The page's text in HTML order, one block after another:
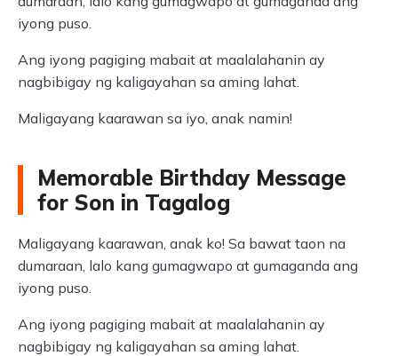
iyong puso.
Ang iyong pagiging mabait at maalalahanin ay
nagbibigay ng kaligayahan sa aming lahat.
Maligayang kaarawan sa iyo, anak namin!
Memorable Birthday Message
for Son in Tagalog
Maligayang kaarawan, anak ko! Sa bawat taon na
dumaraan, lalo kang gumagwapo at gumaganda ang
iyong puso.
Ang iyong pagiging mabait at maalalahanin ay
nagbibigay ng kaligayahan sa aming lahat.